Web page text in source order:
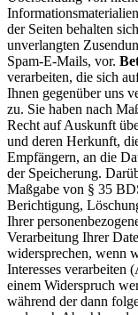
der Seiten behalten
unverlangten
Spam-E-Mails, vor.
verarbeiten, die sich
Ihnen gegenüber uns
zu. Sie haben nach
Recht auf Auskunft
und deren Herkunft,
Empfängern, an die
der Speicherung.
Maßgabe von § 35
Berichtigung,
Ihrer
Verarbeitung Ihrer
widersprechen, wenn
Interesses
einem Widerspruch
während der dann